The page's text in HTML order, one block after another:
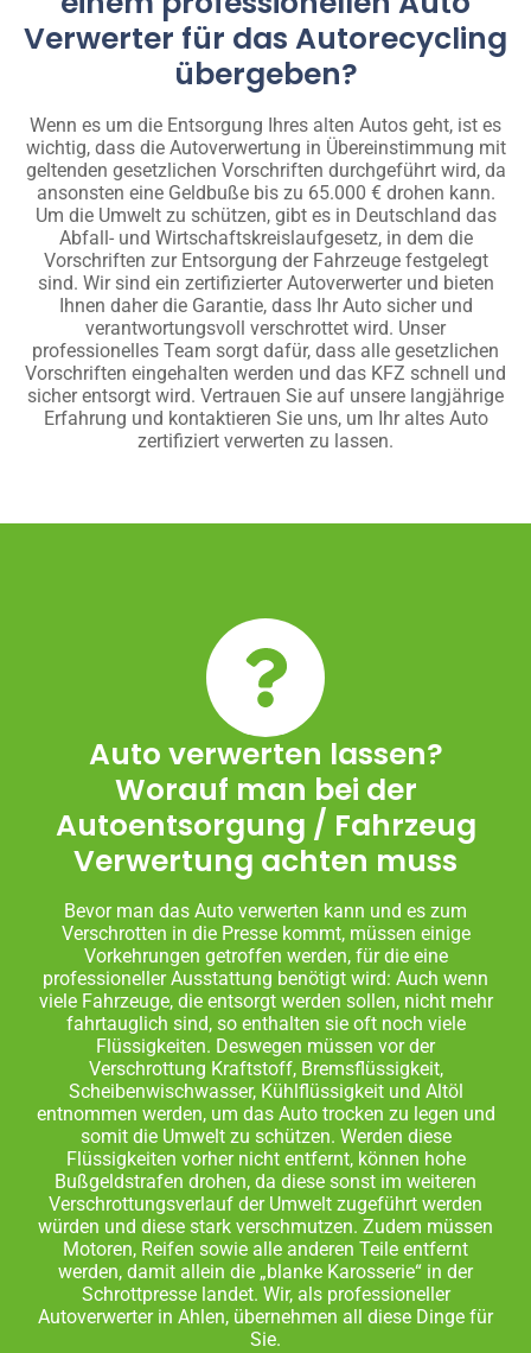
Verwerter für das Autorecycling
übergeben?
Wenn es um die Entsorgung Ihres alten Autos geht, ist es
wichtig, dass die Autoverwertung in Übereinstimmung mit
geltenden gesetzlichen Vorschriften durchgeführt wird, da
ansonsten eine Geldbuße bis zu 65.000 € drohen kann.
Um die Umwelt zu schützen, gibt es in Deutschland das
Abfall- und Wirtschaftskreislaufgesetz, in dem die
Vorschriften zur Entsorgung der Fahrzeuge festgelegt
sind. Wir sind ein zertifizierter Autoverwerter und bieten
Ihnen daher die Garantie, dass Ihr Auto sicher und
verantwortungsvoll verschrottet wird. Unser
professionelles Team sorgt dafür, dass alle gesetzlichen
Vorschriften eingehalten werden und das KFZ schnell und
sicher entsorgt wird. Vertrauen Sie auf unsere langjährige
Erfahrung und kontaktieren Sie uns, um Ihr altes Auto
zertifiziert verwerten zu lassen.
Auto verwerten lassen?
Worauf man bei der
Autoentsorgung / Fahrzeug
Verwertung achten muss
Bevor man das Auto verwerten kann und es zum
Verschrotten in die Presse kommt, müssen einige
Vorkehrungen getroffen werden, für die eine
professioneller Ausstattung benötigt wird: Auch wenn
viele Fahrzeuge, die entsorgt werden sollen, nicht mehr
fahrtauglich sind, so enthalten sie oft noch viele
Flüssigkeiten. Deswegen müssen vor der
Verschrottung Kraftstoff, Bremsflüssigkeit,
Scheibenwischwasser, Kühlflüssigkeit und Altöl
entnommen werden, um das Auto trocken zu legen und
somit die Umwelt zu schützen. Werden diese
Flüssigkeiten vorher nicht entfernt, können hohe
Bußgeldstrafen drohen, da diese sonst im weiteren
Verschrottungsverlauf der Umwelt zugeführt werden
würden und diese stark verschmutzen. Zudem müssen
Motoren, Reifen sowie alle anderen Teile entfernt
werden, damit allein die „blanke Karosserie“ in der
Schrottpresse landet. Wir, als professioneller
Autoverwerter in Ahlen, übernehmen all diese Dinge für
Sie.